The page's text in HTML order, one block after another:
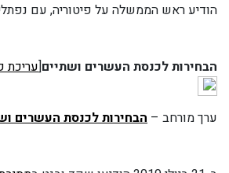
הודיע ראש הממשלה על פיטוריה, עם
הבחירות לכנסת העשרים ושתיים[עריכת
ערך מורחב – הבחירות לכנסת העשרים